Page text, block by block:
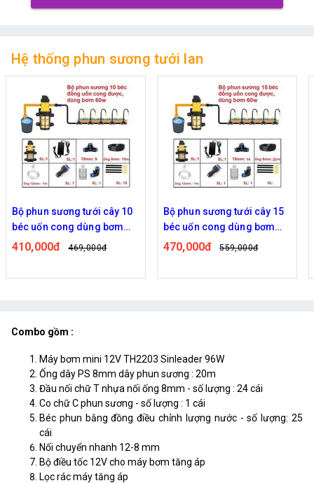
Hệ thống phun sương tưới lan
Bộ phun sương tưới cây 10
béc uốn cong dùng bơm
60w
410,000đ 469,000đ
Bộ phun sương tưới cây 15
béc uốn cong dùng bơm
60w
470,000đ 559,000đ
Combo gồm :
Máy bơm mini 12V TH2203 Sinleader 96W
Ống dây PS 8mm dây phun sương : 20m
Đầu nối chữ T nhựa nối ống 8mm - số lượng : 24 cái
Co chữ C phun sương - số lượng : 1 cái
Béc phun bằng đồng điều chỉnh lượng nước - số lượng: 25
cái
Nối chuyển nhanh 12-8 mm
Bộ điều tốc 12V cho máy bơm tăng áp
Lọc rác máy tăng áp